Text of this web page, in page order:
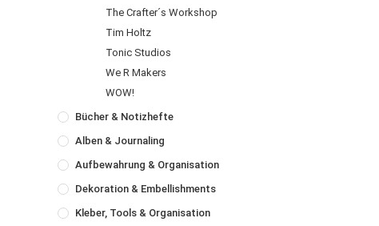
The Crafter´s Workshop
Tim Holtz
Tonic Studios
We R Makers
WOW!
Bücher & Notizhefte
Alben & Journaling
Aufbewahrung & Organisation
Dekoration & Embellishments
Kleber, Tools & Organisation